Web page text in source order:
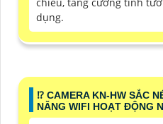
dụng.
⁉️ CAMERA KN-HW SẮC
NĂNG WIFI HOẠT ĐỘNG